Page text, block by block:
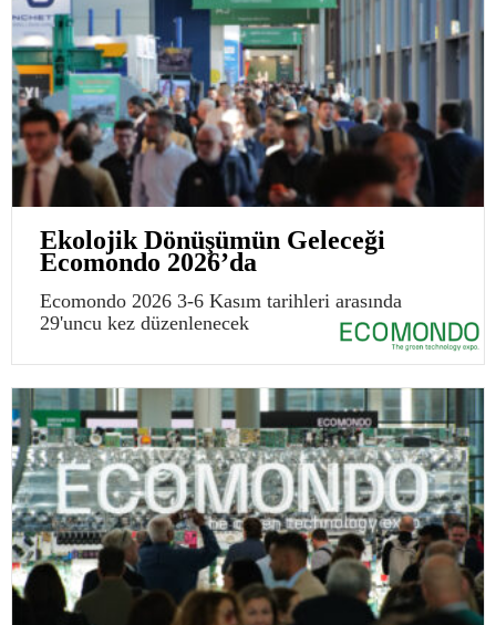
Ekolojik Dönüşümün Geleceği
Ecomondo 2026’da
Ecomondo 2026 3-6 Kasım tarihleri arasında
29'uncu kez düzenlenecek